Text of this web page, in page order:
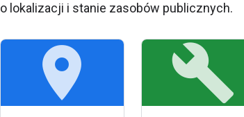
o lokalizacji i stanie zasobów publicznych.
place build